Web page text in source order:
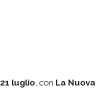
21 luglio, con La Nuova